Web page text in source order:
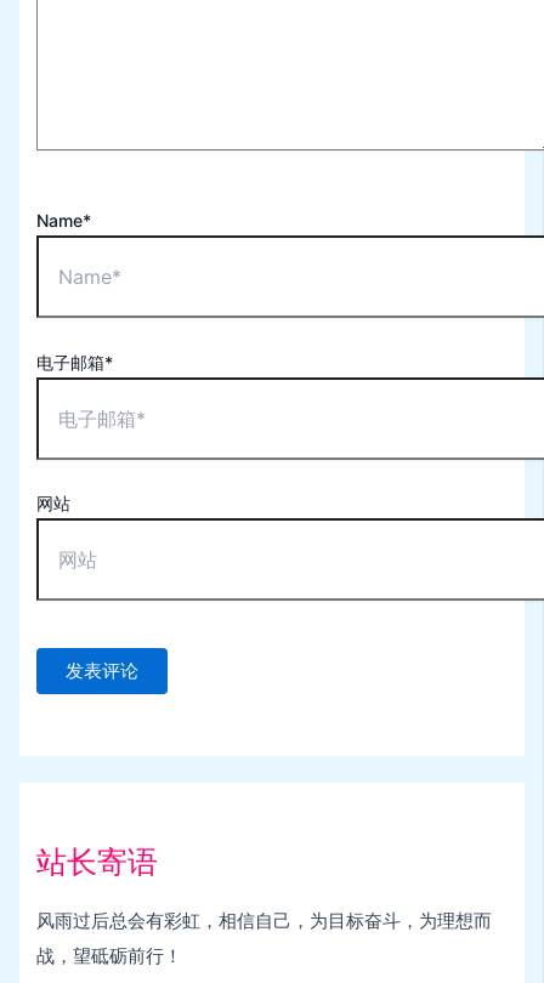
Name*
电子邮箱*
网站
站长寄语
风雨过后总会有彩虹，相信自己，为目标奋斗，为理想而
战，望砥砺前行！